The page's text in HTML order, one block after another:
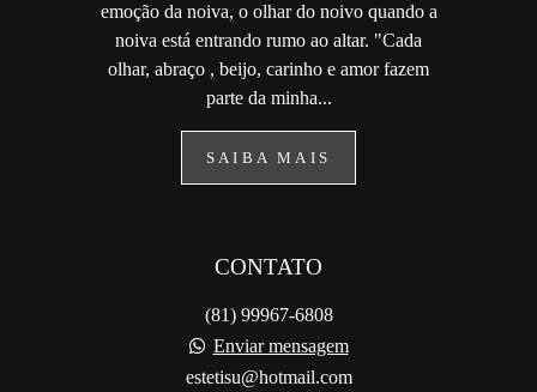
emoção da noiva, o olhar do noivo quando a
noiva está entrando rumo ao altar. "Cada
olhar, abraço , beijo, carinho e amor fazem
parte da minha...
SAIBA MAIS
CONTATO
(81) 99967-6808
Enviar mensagem
estetisu@hotmail.com